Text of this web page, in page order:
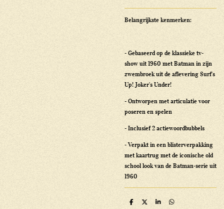
Belangrijkste kenmerken:
- Gebaseerd op de klassieke tv-
show uit 1960 met Batman in zijn
zwembroek uit de aflevering Surf's
Up! Joker's Under!
- Ontworpen met articulatie voor
poseren en spelen
- Inclusief 2 actiewoordbubbels
- Verpakt in een blisterverpakking
met kaartrug met de iconische old
school look van de Batman-serie uit
1960
D
D
S
D